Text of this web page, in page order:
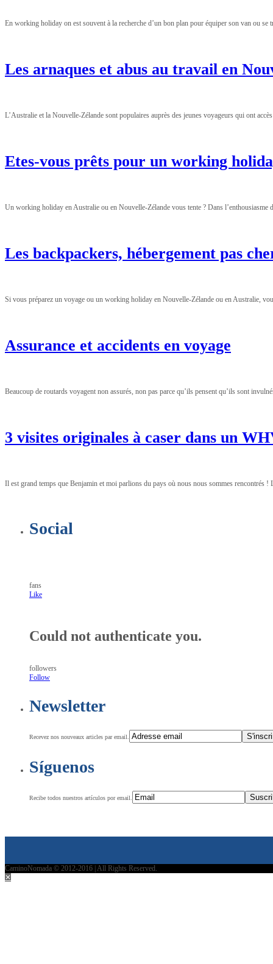
En working holiday on est souvent à la recherche d’un bon plan pour équiper son van ou
Les arnaques et abus au travail en
L’Australie et la Nouvelle-Zélande sont populaires auprès des jeunes voyageurs qui ont
Etes-vous prêts pour un working
Un working holiday en Australie ou en Nouvelle-Zélande vous tente ? Dans l’enthousiasme
Les backpackers, hébergement pas
Si vous préparez un voyage ou un working holiday en Nouvelle-Zélande ou en Australie,
Assurance et accidents en voyage
Beaucoup de routards voyagent non assurés, non pas parce qu’ils pensent qu’ils sont
3 visites originales à caser dans un
Il est grand temps que Benjamin et moi parlions du pays où nous nous sommes
Social
fans
Like
Could not authenticate you.
followers
Follow
Newsletter
Recevez nos nouveaux articles par email.
Síguenos
Recibe todos nuestros artículos por email.
CaminoNomada © 2012-2016 | All Rights Reserved.
✕